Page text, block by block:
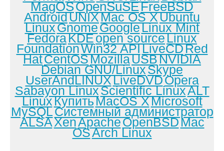
MagOSOpenSuSEFreeBSD
AndroidUNIXMac OS XUbuntu
LinuxGnomeGoogleLinux Mint
FedoraKDEopen sourceLinux
FoundationWin32 APILiveCDRed
HatCentOSMozillaUSBNVIDIA
Debian GNU/LinuxSkype
UserAndLINUXLiveDVDOpera
Sabayon LinuxScientific LinuxALT
LinuxКупитьMacOS XMicrosoft
MySQLСистемный администратор
ALSAXenApacheOpenBSDMac
OSArch Linux